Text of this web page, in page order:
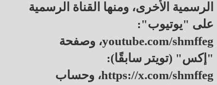
الرسمية الأخرى، ومنها القناة الرسمية
على "يوتيوب":
youtube.com/shmffeg، وصفحة
"إكس" (تويتر سابقًا):
https://x.com/shmffeg، وحساب